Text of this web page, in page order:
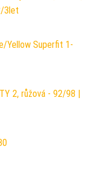
3let
Yellow Superfit 1-
2, růžová - 92/98 |